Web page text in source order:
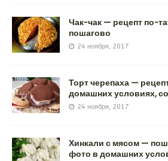
Чак-чак — рецепт по-
пошагово
24 ноября, 2017
Торт черепаха —
домашних условиях,
24 ноября, 2017
Хинкали с мясом —
фото в домашних